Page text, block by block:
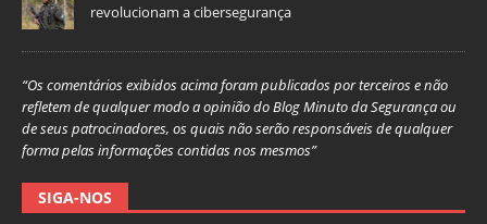
revolucionam a cibersegurança
“Os comentários exibidos acima foram publicados por terceiros e não
refletem de qualquer modo a opinião do Blog Minuto da Segurança ou
de seus patrocinadores, os quais não serão responsáveis de qualquer
forma pelas informações contidas nos mesmos”
SIGA-NOS